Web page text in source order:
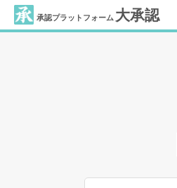
承認プラットフォーム 大承認